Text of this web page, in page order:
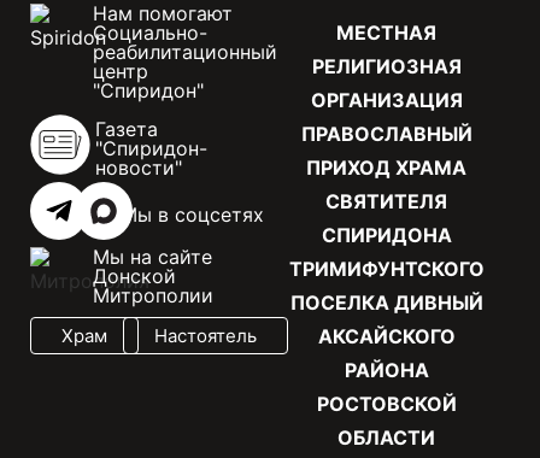
МЕСТНАЯ
РЕЛИГИОЗНАЯ
ОРГАНИЗАЦИЯ
ПРАВОСЛАВНЫЙ
ПРИХОД ХРАМА
СВЯТИТЕЛЯ
СПИРИДОНА
ТРИМИФУНТСКОГО
ПОСЕЛКА ДИВНЫЙ
АКСАЙСКОГО
РАЙОНА
РОСТОВСКОЙ
ОБЛАСТИ
Нам помогают
Социально-
реабилитационный
центр
"Спиридон"
Газета
"Спиридон-
новости"
Мы в соцсетях
Мы на сайте
Донской
Митрополии
Храм Настоятель